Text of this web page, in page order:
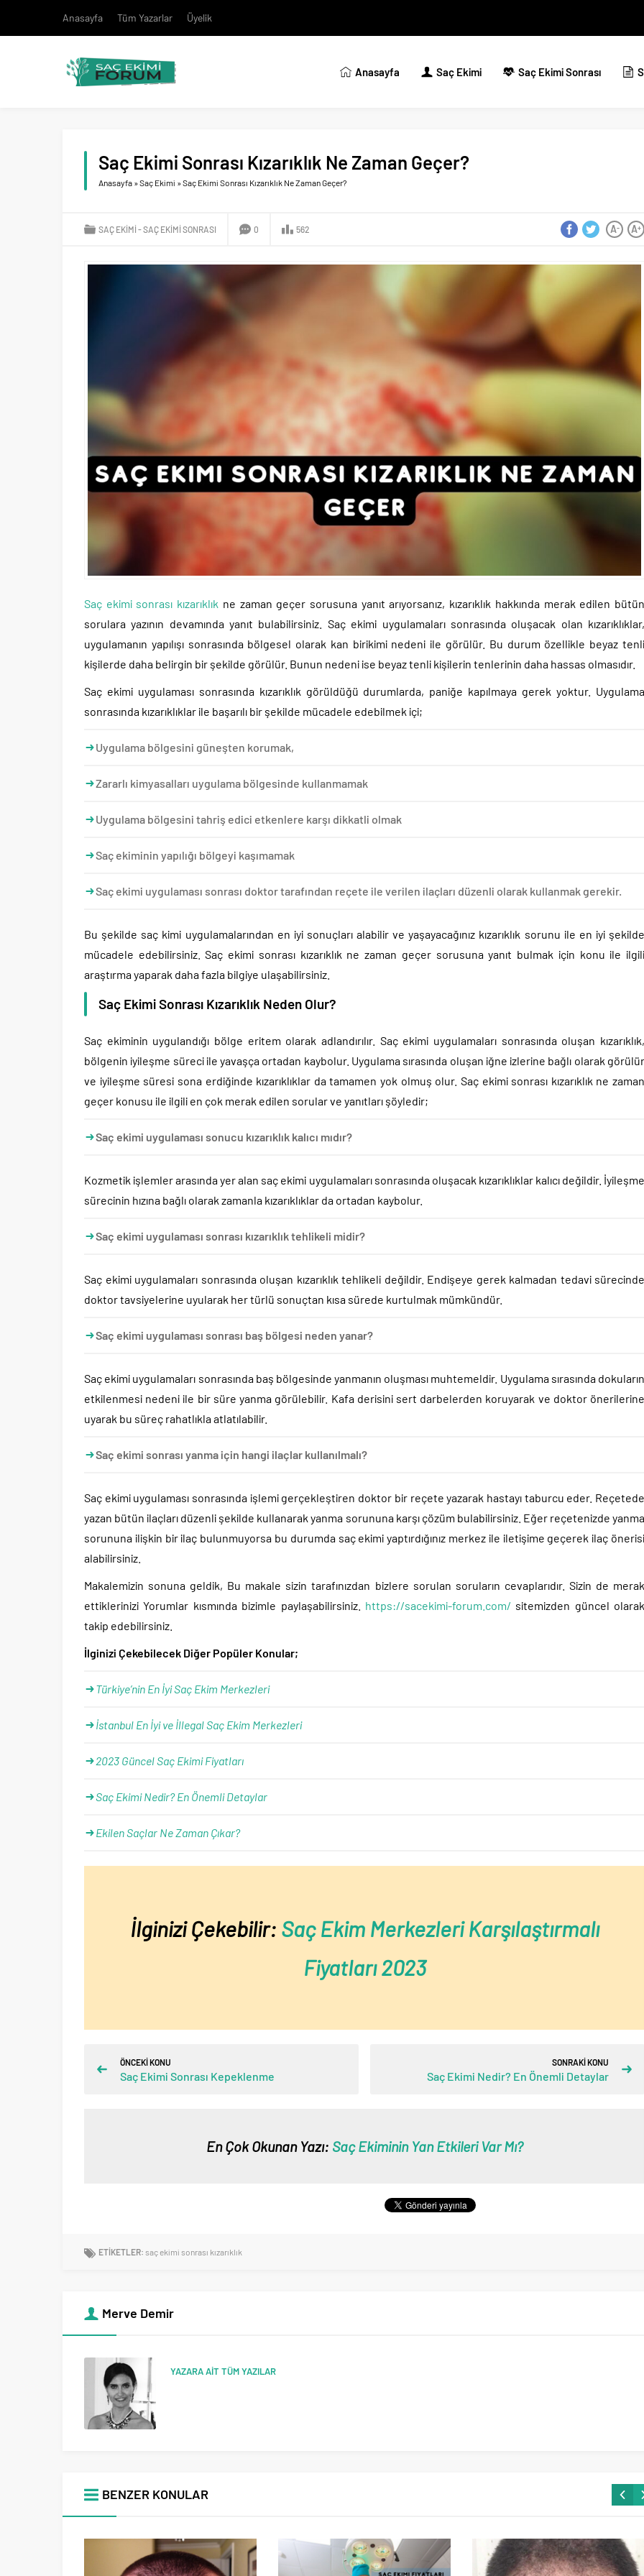
Anasayfa Tüm Yazarlar Üyelik
Anasayfa Saç Ekimi Saç Ekimi Sonrası
Saç Ekimi Sonrası Kızarıklık Ne Zaman Geçer?
Anasayfa »Saç Ekimi »Saç Ekimi Sonrası Kızarıklık Ne Zaman Geçer?
SAÇ EKIMI SAÇ EKIMI SONRASI 0 562 A+
A-
Saç ekimi sonrası kızarıklık ne zaman geçer sorusuna yanıt arıyorsanız, kızarıklık hakkında merak edilen bütün
sorulara yazının devamında yanıt bulabilirsiniz. Saç ekimi uygulamaları sonrasında oluşacak olan kızarıklıklar,
uygulamanın yapılışı sonrasında bölgesel olarak kan birikimi nedeni ile görülür. Bu durum özellikle beyaz tenli
kişilerde daha belirgin bir şekilde görülür. Bunun nedeni ise beyaz tenli kişilerin tenlerinin daha hassas olmasıdır.
Saç ekimi uygulaması sonrasında kızarıklık görüldüğü durumlarda, paniğe kapılmaya gerek yoktur. Uygulama
sonrasında kızarıklıklar ile başarılı bir şekilde mücadele edebilmek içi;
Uygulama bölgesini güneşten korumak,
Zararlı kimyasalları uygulama bölgesinde kullanmamak
Uygulama bölgesini tahriş edici etkenlere karşı dikkatli olmak
Saç ekiminin yapılığı bölgeyi kaşımamak
Saç ekimi uygulaması sonrası doktor tarafından reçete ile verilen ilaçları düzenli olarak kullanmak gerekir.
Bu şekilde saç kimi uygulamalarından en iyi sonuçları alabilir ve yaşayacağınız kızarıklık sorunu ile en iyi şekilde
mücadele edebilirsiniz. Saç ekimi sonrası kızarıklık ne zaman geçer sorusuna yanıt bulmak için konu ile ilgili
araştırma yaparak daha fazla bilgiye ulaşabilirsiniz.
Saç Ekimi Sonrası Kızarıklık Neden Olur?
Saç ekiminin uygulandığı bölge eritem olarak adlandırılır. Saç ekimi uygulamaları sonrasında oluşan kızarıklık,
bölgenin iyileşme süreci ile yavaşça ortadan kaybolur. Uygulama sırasında oluşan iğne izlerine bağlı olarak görülür
ve iyileşme süresi sona erdiğinde kızarıklıklar da tamamen yok olmuş olur. Saç ekimi sonrası kızarıklık ne zaman
geçer konusu ile ilgili en çok merak edilen sorular ve yanıtları şöyledir;
Saç ekimi uygulaması sonucu kızarıklık kalıcı mıdır?
Kozmetik işlemler arasında yer alan saç ekimi uygulamaları sonrasında oluşacak kızarıklıklar kalıcı değildir. İyileşme
sürecinin hızına bağlı olarak zamanla kızarıklıklar da ortadan kaybolur.
Saç ekimi uygulaması sonrası kızarıklık tehlikeli midir?
Saç ekimi uygulamaları sonrasında oluşan kızarıklık tehlikeli değildir. Endişeye gerek kalmadan tedavi sürecinde
doktor tavsiyelerine uyularak her türlü sonuçtan kısa sürede kurtulmak mümkündür.
Saç ekimi uygulaması sonrası baş bölgesi neden yanar?
Saç ekimi uygulamaları sonrasında baş bölgesinde yanmanın oluşması muhtemeldir. Uygulama sırasında dokuların
etkilenmesi nedeni ile bir süre yanma görülebilir. Kafa derisini sert darbelerden koruyarak ve doktor önerilerine
uyarak bu süreç rahatlıkla atlatılabilir.
Saç ekimi sonrası yanma için hangi ilaçlar kullanılmalı?
Saç ekimi uygulaması sonrasında işlemi gerçekleştiren doktor bir reçete yazarak hastayı taburcu eder. Reçetede
yazan bütün ilaçları düzenli şekilde kullanarak yanma sorununa karşı çözüm bulabilirsiniz. Eğer reçetenizde yanma
sorununa ilişkin bir ilaç bulunmuyorsa bu durumda saç ekimi yaptırdığınız merkez ile iletişime geçerek ilaç önerisi
alabilirsiniz.
Makalemizin sonuna geldik, Bu makale sizin tarafınızdan bizlere sorulan soruların cevaplarıdır. Sizin de merak
ettiklerinizi Yorumlar kısmında bizimle paylaşabilirsiniz. https://sacekimi-forum.com/ sitemizden güncel olarak
takip edebilirsiniz.
İlginizi Çekebilecek Diğer Popüler Konular;
Türkiye’nin En İyi Saç Ekim Merkezleri
İstanbul En İyi ve İllegal Saç Ekim Merkezleri
2023 Güncel Saç Ekimi Fiyatları
Saç Ekimi Nedir? En Önemli Detaylar
Ekilen Saçlar Ne Zaman Çıkar?
İlginizi Çekebilir: Saç Ekim Merkezleri Karşılaştırmalı
Fiyatları 2023
ÖNCEKİ KONU
Saç Ekimi Sonrası Kepeklenme
SONRAKİ KONU
Saç Ekimi Nedir? En Önemli Detaylar
En Çok Okunan Yazı: Saç Ekiminin Yan Etkileri Var Mı?
ETİKETLER: saç ekimi sonrası kızarıklık
Merve Demir
YAZARA AİT TÜM YAZILAR
BENZER KONULAR